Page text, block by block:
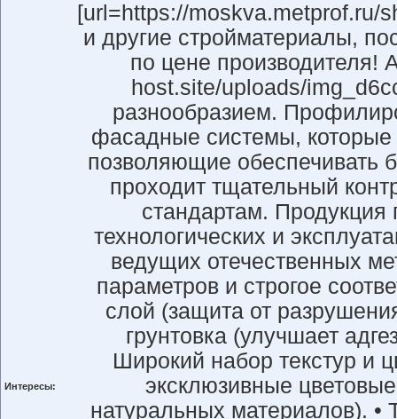
Интересы:
[url=https://moskva.metprof.ru/
и другие стройматериалы,
по цене производителя!
host.site/uploads/
разнообразием.
фасадные системы,
позволяющие обеспечивать
проходит тщательный
стандартам.
технологических и
ведущих отечественных
параметров и строгое
слой (защита от
грунтовка (улучшает
Широкий набор текстур и
эксклюзивные
натуральных материалов). •